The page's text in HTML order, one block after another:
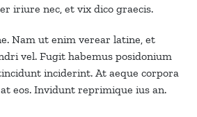
iriure nec, et vix dico graecis.
Nam ut enim verear latine, et
vel. Fugit habemus posidonium
inciderint. At aeque corpora
eos. Invidunt reprimique ius an.